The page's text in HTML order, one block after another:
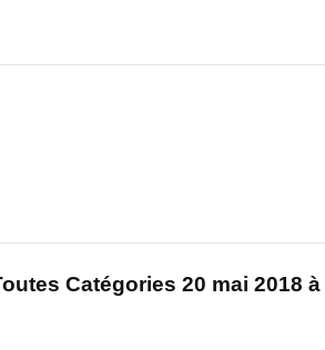
Catégories 20 mai 2018